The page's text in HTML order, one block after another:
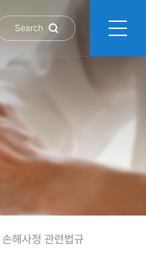
Search
손해사정 관련법규